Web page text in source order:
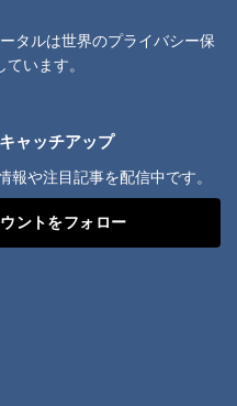
タルは世界のプライバシー保
います。
ャッチアップ
や注目記事を配信中です。
ントをフォロー